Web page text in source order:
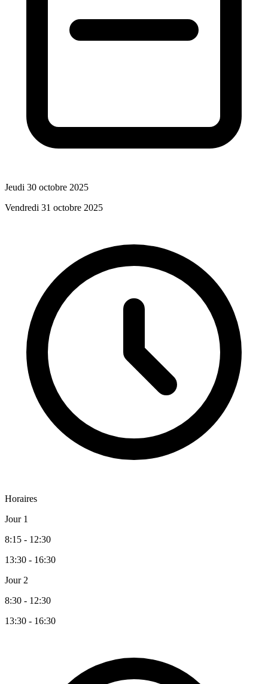
Jeudi 30 octobre 2025
Vendredi 31 octobre 2025
Horaires
Jour 1
8:15 - 12:30
13:30 - 16:30
Jour 2
8:30 - 12:30
13:30 - 16:30